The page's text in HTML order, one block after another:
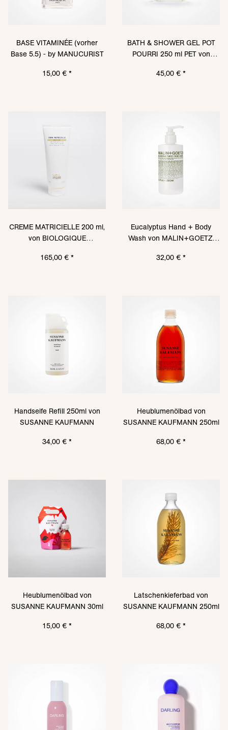
BASE VITAMINÉE (vorher
Base 5.5) - by MANUCURIST
15,00 € *
BATH & SHOWER GEL POT
POURRI 250 ml PET von
45,00 € *
CREME MATRICIELLE 200 ml,
von BIOLOGIQUE
165,00 € *
Eucalyptus Hand + Body
Wash von MALIN+GOETZ,
32,00 € *
Handseife Refill 250ml von
SUSANNE KAUFMANN
34,00 € *
Heublumenölbad von
SUSANNE KAUFMANN 250ml
68,00 € *
Heublumenölbad von
SUSANNE KAUFMANN 30ml
15,00 € *
Latschenkieferbad von
SUSANNE KAUFMANN 250ml
68,00 € *